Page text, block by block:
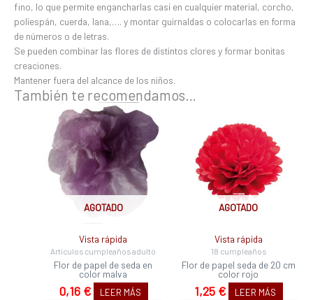
fino, lo que permite engancharlas casi en cualquier material, corcho,
poliespán, cuerda, lana,…. y montar guirnaldas o colocarlas en forma
de números o de letras.
Se pueden combinar las flores de distintos clores y formar bonitas
creaciones.
Mantener fuera del alcance de los niños.
También te recomendamos…
AGOTADO
Vista rápida
Artículos cumpleaños adulto
Flor de papel de seda en
color malva
0,16 € LEER MÁS
AGOTADO
Vista rápida
18 cumpleaños
Flor de papel seda de 20 cm
color rojo
1,25 € LEER MÁS